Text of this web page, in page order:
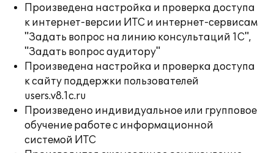
Произведена настройка и проверка доступа
к интернет-версии ИТС и интернет-сервисам
"Задать вопрос на линию консультаций 1С",
"Задать вопрос аудитору"
Произведена настройка и проверка доступа
к сайту поддержки пользователей
users.v8.1c.ru
Произведено индивидуальное или групповое
обучение работе с информационной
системой ИТС